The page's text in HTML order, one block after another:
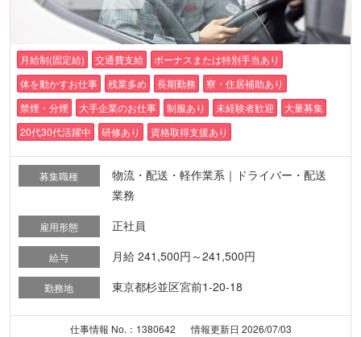
月給制(固定給) 交通費支給
ボーナスまたは特別手当あり
体を動かすお仕事
残業多め 長期勤務
寮・住居補助あり
禁煙・分煙
大手企業のお仕事 制服あり 未経験者歓迎
大量募集
20代30代活躍中
研修あり 資格取得支援あり
募集職種
物流・配送・軽作業系｜ドライバー・配送
業務
雇用形態 正社員
給与 月給 241,500円～241,500円
勤務地 東京都杉並区宮前1-20-18
仕事情報 No.：1380642
情報更新日 2026/07/03